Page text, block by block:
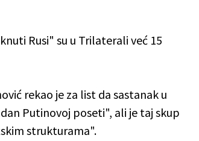
Rusi" su u Trilaterali već 15
rekao je za list da sastanak u
Putinovoj poseti", ali je taj skup
strukturama".